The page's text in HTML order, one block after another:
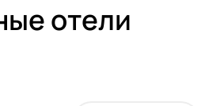
отели